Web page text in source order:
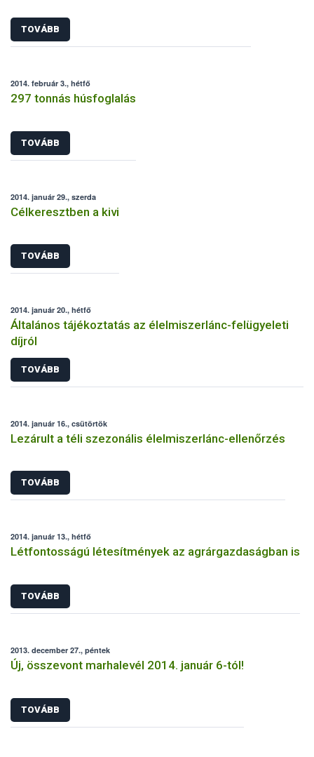
TOVÁBB
2014. február 3., hétfő
297 tonnás húsfoglalás
TOVÁBB
2014. január 29., szerda
Célkeresztben a kivi
TOVÁBB
2014. január 20., hétfő
Általános tájékoztatás az élelmiszerlánc-felügyeleti
díjról
TOVÁBB
2014. január 16., csütörtök
Lezárult a téli szezonális élelmiszerlánc-ellenőrzés
TOVÁBB
2014. január 13., hétfő
Létfontosságú létesítmények az agrárgazdaságban is
TOVÁBB
2013. december 27., péntek
Új, összevont marhalevél 2014. január 6-tól!
TOVÁBB